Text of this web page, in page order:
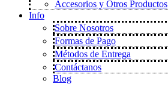
Accesorios y Otros Productos
Info
Sobre Nosotros
Formas de Pago
Métodos de Entrega
Contáctanos
Blog